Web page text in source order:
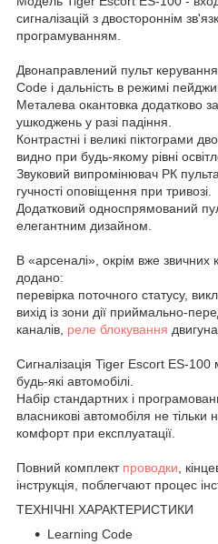
сигналізацій з двостороннім
програмуванням.
Двонаправлений пульт
Code і дальність в режимі
Металева окантовка додатково
ушкоджень у разі падіння.
Контрастні і великі піктограми
видно при будь-якому рівні
Звуковий випромінювач РК
гучності оповіщення при тривозі.
Додатковий односпрямований
елегантним дизайном.
В «арсеналі», окрім вже звичних
додано:
перевірка поточного статусу,
вихід із зони дії приймально-
каналів, реле блокування
Сигналізація Tiger Escort ES-
будь-які автомобілі.
Набір стандартних і
власникові автомобіля не тільки
комфорт при експлуатації.
Повний комплект проводки,
інструкція, поблегчают процес
ТЕХНІЧНІ ХАРАКТЕРИСТИКИ
Learning Code